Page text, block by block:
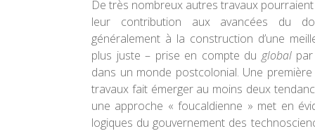
De très nombreux autres travaux
leur contribution aux avancées du
généralement à la construction d’une
plus juste – prise en compte du globalpar
dans un monde postcolonial. Une
travaux fait émerger au moins deux
une approche « foucaldienne » met en
logiques du gouvernement des